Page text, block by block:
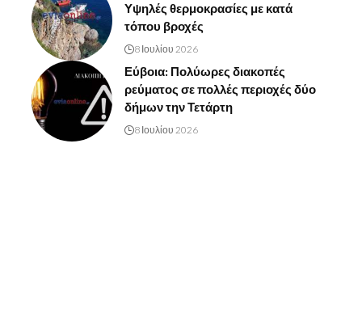
Υψηλές θερμοκρασίες με κατά
τόπου βροχές
8 Ιουλίου 2026
Εύβοια: Πολύωρες διακοπές
ρεύματος σε πολλές περιοχές δύο
δήμων την Τετάρτη
8 Ιουλίου 2026